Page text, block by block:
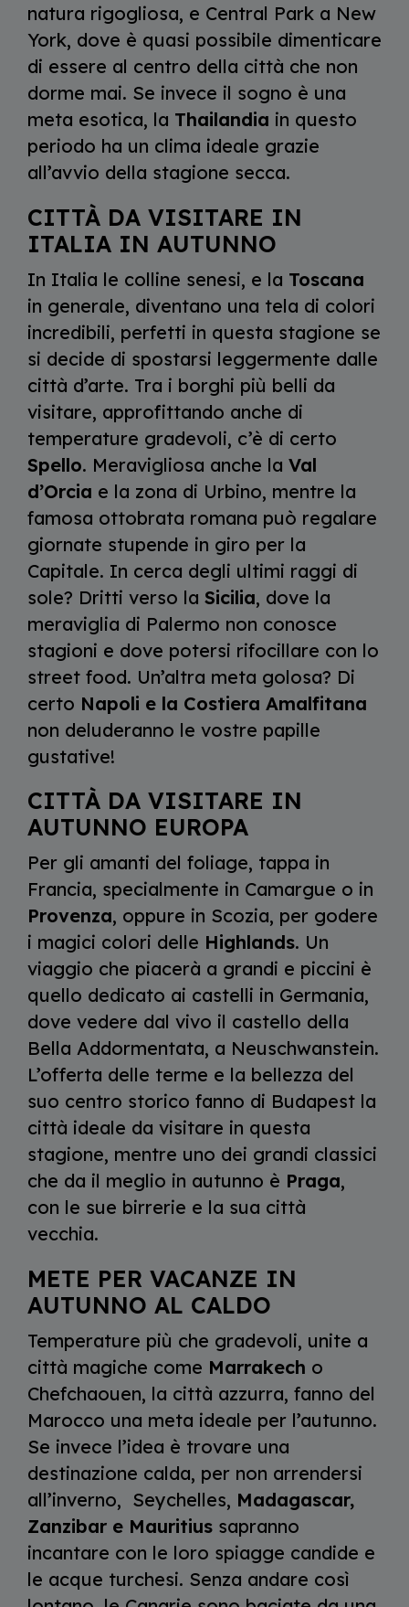
natura rigogliosa, e Central Park a New
York, dove è quasi possibile dimenticare
di essere al centro della città che non
dorme mai. Se invece il sogno è una
meta esotica, la Thailandia in questo
periodo ha un clima ideale grazie
all’avvio della stagione secca.
CITTÀ DA VISITARE IN
ITALIA IN AUTUNNO
In Italia le colline senesi, e la Toscana
in generale, diventano una tela di colori
incredibili, perfetti in questa stagione se
si decide di spostarsi leggermente dalle
città d’arte. Tra i borghi più belli da
visitare, approfittando anche di
temperature gradevoli, c’è di certo
Spello. Meravigliosa anche la Val
d’Orcia e la zona di Urbino, mentre la
famosa ottobrata romana può regalare
giornate stupende in giro per la
Capitale. In cerca degli ultimi raggi di
sole? Dritti verso la Sicilia, dove la
meraviglia di Palermo non conosce
stagioni e dove potersi rifocillare con lo
street food. Un’altra meta golosa? Di
certo Napoli e la Costiera Amalfitana
non deluderanno le vostre papille
gustative!
CITTÀ DA VISITARE IN
AUTUNNO EUROPA
Per gli amanti del foliage, tappa in
Francia, specialmente in Camargue o in
Provenza, oppure in Scozia, per godere
i magici colori delle Highlands. Un
viaggio che piacerà a grandi e piccini è
quello dedicato ai castelli in Germania,
dove vedere dal vivo il castello della
Bella Addormentata, a Neuschwanstein.
L’offerta delle terme e la bellezza del
suo centro storico fanno di Budapest la
città ideale da visitare in questa
stagione, mentre uno dei grandi classici
che da il meglio in autunno è Praga,
con le sue birrerie e la sua città
vecchia.
METE PER VACANZE IN
AUTUNNO AL CALDO
Temperature più che gradevoli, unite a
città magiche come Marrakech o
Chefchaouen, la città azzurra, fanno del
Marocco una meta ideale per l’autunno.
Se invece l’idea è trovare una
destinazione calda, per non arrendersi
all’inverno, Seychelles, Madagascar,
Zanzibar e Mauritiussapranno
incantare con le loro spiagge candide e
le acque turchesi. Senza andare così